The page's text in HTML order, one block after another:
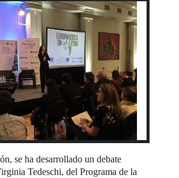
se ha desarrollado un debate
Tedeschi, del Programa de la